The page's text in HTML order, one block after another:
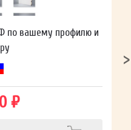
по вашему профилю и
₽